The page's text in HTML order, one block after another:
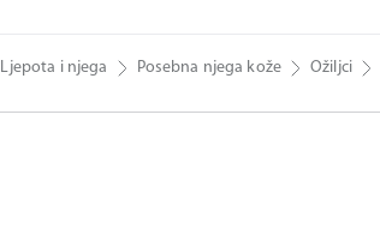
Ljepota i njega Posebna njega kože Ožiljci